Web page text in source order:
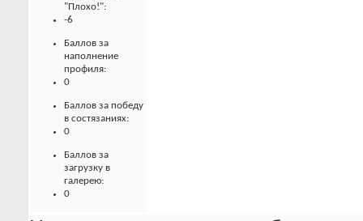
"Плохо!":
-6
Баллов за
наполнение
профиля:
0
Баллов за победу
в состязаниях:
0
Баллов за
загрузку в
галерею:
0